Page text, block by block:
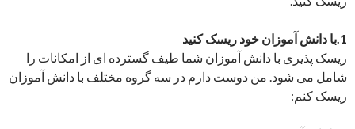
1.با دانش آموزان خود ریسک کنید
ریسک پذیری با دانش آموزان شما طیف گسترده ای از امکانات را
شامل می شود. من دوست دارم در سه گروه مختلف با دانش آموزان
ریسک کنم: